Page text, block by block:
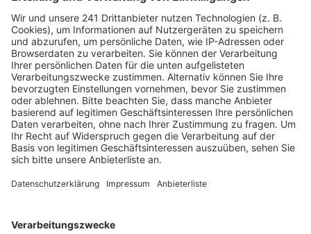
stolz. Auch Kölns EM Botschafter Toni Schuhmacher
ist mit der EM in Köln zufrieden: Er dankte vor allem
den Einsatzkräften von Polizei, Feuerwehr und THW,
sowie den vielen Volunteers. Zur EM hatten 1600
Volunteers aus 53 Ländern insgesamt 28.000
Einsatzstunden geleistet.
Anzeige
Public Viewing-Flächen am Tanzbrunnen und
Anzeige